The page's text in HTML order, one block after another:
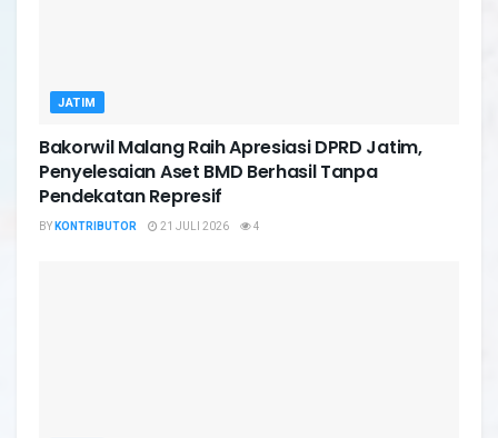
JATIM
Bakorwil Malang Raih Apresiasi DPRD Jatim,
Penyelesaian Aset BMD Berhasil Tanpa
Pendekatan Represif
BYKONTRIBUTOR 21 JULI 2026 4